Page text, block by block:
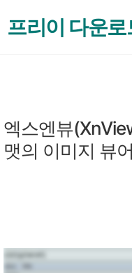
프리이 다운로
엑스엔뷰
맷의 이미지 뷰